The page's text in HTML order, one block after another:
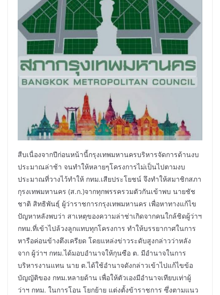
สืบเนื่องจากปีก่อนหน้านี้กรุงเทพมหานครบริหารจัดการด้านงบ
ประมาณล่าช้า จนทำให้หลายๆโครงการไม่เป็นไปตามงบ
ประมาณที่วางไว้ทำให้ กทม.เสียประโยชน์ จึงทำให้สมาชิกสภา
กุรงเทพมหานคร (ส.ก.)จากทุกพรรครวมตัวกันเข้าพบ นายชัช
ชาติ สิทธิพันธุ์ ผู้ว่าราชการกรุงเทพมหานคร เพื่อหาทางแก้ไข
ปัญหาหลังพบว่า สาเหตุของความล่าช่าเกิดจากคนใกล้ชิดผู้ว่าฯ
กทม.ที่เข้าไปล้วงลูกแทบทุกโครงการ ทำให้บรรยากาศในการ
หารือค่อนข้างตึงเครียด โดยแหล่งข่าวระดับสูงกล่าวว่าหลัง
จาก ผู้ว่าฯ กทม.ได้มอบอำนาจให้กุนซือ ต. มีอำนาจในการ
บริหารงานแทน นาย ต.ได้ใช้อำนาจดังกล่าวเข้าไปแก้ไขข้อ
บัญญัติของ กทม.หลายด้าน เพื่อให้ตัวเองมีอำนาจเทียบเท่าผู้
ว่าฯ กทม. ในการโอน โยกย้าย แต่งตั้งข้าราชการ ซึ่งตามแนว